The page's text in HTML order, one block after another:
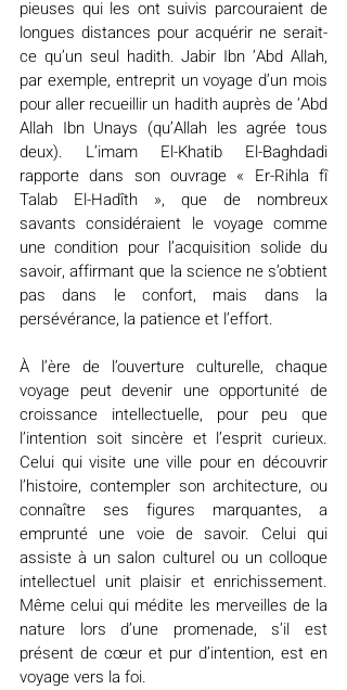
pieuses qui les ont suivis parcouraient de
longues distances pour acquérir ne serait-
ce qu’un seul hadith. Jabir Ibn ‘Abd Allah,
par exemple, entreprit un voyage d’un mois
pour aller recueillir un hadith auprès de ‘Abd
Allah Ibn Unays (qu’Allah les agrée tous
deux). L’imam El-Khatib El-Baghdadi
rapporte dans son ouvrage « Er-Rihla fî
Talab El-Hadîth », que de nombreux
savants considéraient le voyage comme
une condition pour l’acquisition solide du
savoir, affirmant que la science ne s’obtient
pas dans le confort, mais dans la
persévérance, la patience et l’effort.
À l’ère de l’ouverture culturelle, chaque
voyage peut devenir une opportunité de
croissance intellectuelle, pour peu que
l’intention soit sincère et l’esprit curieux.
Celui qui visite une ville pour en découvrir
l’histoire, contempler son architecture, ou
connaître ses figures marquantes, a
emprunté une voie de savoir. Celui qui
assiste à un salon culturel ou un colloque
intellectuel unit plaisir et enrichissement.
Même celui qui médite les merveilles de la
nature lors d’une promenade, s’il est
présent de cœur et pur d’intention, est en
voyage vers la foi.